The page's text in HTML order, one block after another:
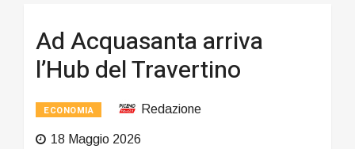
Ad Acquasanta arriva
l’Hub del Travertino
ECONOMIA Redazione
18 Maggio 2026